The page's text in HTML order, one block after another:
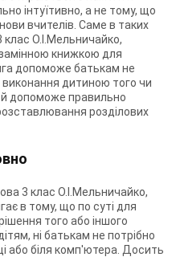
інтуїтивно, а не тому, що
вчителів. Саме в таких
О.І.Мельничайко,
книжкою для
допоможе батькам не
виконання дитиною того чи
допоможе правильно
розділових
3 клас О.І.Мельничайко,
в тому, що по суті для
того або іншого
ні батькам не потрібно
або біля комп'ютера. Досить